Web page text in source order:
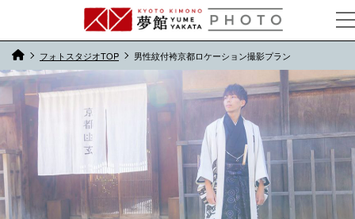
フォトスタジオTOP 男性紋付袴京都ロケーション撮影プラン